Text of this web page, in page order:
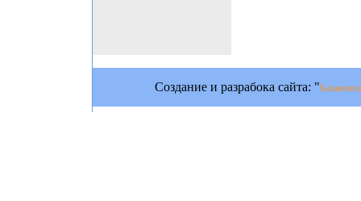
Создание и разрабока сайта: "